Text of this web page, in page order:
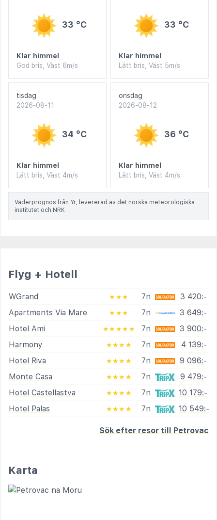
33 °C
Klar himmel
God bris, Väst 6m/s
33 °C
Klar himmel
Lätt bris, Väst 5m/s
tisdag
2026-08-11
34 °C
Klar himmel
Lätt bris, Väst 4m/s
onsdag
2026-08-12
36 °C
Klar himmel
Lätt bris, Väst 4m/s
Väderprognos från Yr, levererad av det norska meteorologiska
institutet och NRK
Flyg + Hotell
WGrand ★★★ 7n
3 420:-
Apartments Via Mare
★★★ 7n
3 649:-
Hotel Ami
★★★★★ 7n
3 900:-
Harmony
★★★★ 7n
4 139:-
Hotel Riva
★★★★ 7n
9 096:-
Monte Casa
★★★★ 7n
9 479:-
Hotel Castellastva
★★★★ 7n
10 179:-
Hotel Palas
★★★★ 7n 10 549:-
Sök efter resor till Petrovac
Karta